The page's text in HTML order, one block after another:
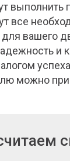
выполнить
все
вашего
и
можно